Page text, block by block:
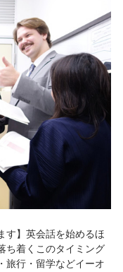
す】英会話を始めるほ
ち着くこのタイミング
旅行・留学などイーオ